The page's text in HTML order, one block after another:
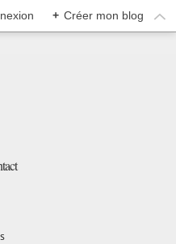
+ Créer mon blog